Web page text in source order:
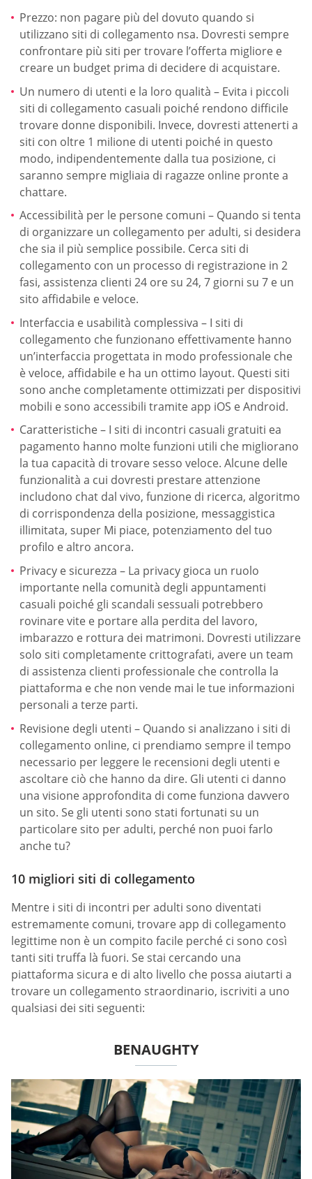
Prezzo: non pagare più del dovuto quando si
utilizzano siti di collegamento nsa. Dovresti sempre
confrontare più siti per trovare l’offerta migliore e
creare un budget prima di decidere di acquistare.
Un numero di utenti e la loro qualità – Evita i piccoli
siti di collegamento casuali poiché rendono difficile
trovare donne disponibili. Invece, dovresti attenerti a
siti con oltre 1 milione di utenti poiché in questo
modo, indipendentemente dalla tua posizione, ci
saranno sempre migliaia di ragazze online pronte a
chattare.
Accessibilità per le persone comuni – Quando si tenta
di organizzare un collegamento per adulti, si desidera
che sia il più semplice possibile. Cerca siti di
collegamento con un processo di registrazione in 2
fasi, assistenza clienti 24 ore su 24, 7 giorni su 7 e un
sito affidabile e veloce.
Interfaccia e usabilità complessiva – I siti di
collegamento che funzionano effettivamente hanno
un’interfaccia progettata in modo professionale che
è veloce, affidabile e ha un ottimo layout. Questi siti
sono anche completamente ottimizzati per dispositivi
mobili e sono accessibili tramite app iOS e Android.
Caratteristiche – I siti di incontri casuali gratuiti ea
pagamento hanno molte funzioni utili che migliorano
la tua capacità di trovare sesso veloce. Alcune delle
funzionalità a cui dovresti prestare attenzione
includono chat dal vivo, funzione di ricerca, algoritmo
di corrispondenza della posizione, messaggistica
illimitata, super Mi piace, potenziamento del tuo
profilo e altro ancora.
Privacy e sicurezza – La privacy gioca un ruolo
importante nella comunità degli appuntamenti
casuali poiché gli scandali sessuali potrebbero
rovinare vite e portare alla perdita del lavoro,
imbarazzo e rottura dei matrimoni. Dovresti utilizzare
solo siti completamente crittografati, avere un team
di assistenza clienti professionale che controlla la
piattaforma e che non vende mai le tue informazioni
personali a terze parti.
Revisione degli utenti – Quando si analizzano i siti di
collegamento online, ci prendiamo sempre il tempo
necessario per leggere le recensioni degli utenti e
ascoltare ciò che hanno da dire. Gli utenti ci danno
una visione approfondita di come funziona davvero
un sito. Se gli utenti sono stati fortunati su un
particolare sito per adulti, perché non puoi farlo
anche tu?
10 migliori siti di collegamento
Mentre i siti di incontri per adulti sono diventati
estremamente comuni, trovare app di collegamento
legittime non è un compito facile perché ci sono così
tanti siti truffa là fuori. Se stai cercando una
piattaforma sicura e di alto livello che possa aiutarti a
trovare un collegamento straordinario, iscriviti a uno
qualsiasi dei siti seguenti:
BENAUGHTY